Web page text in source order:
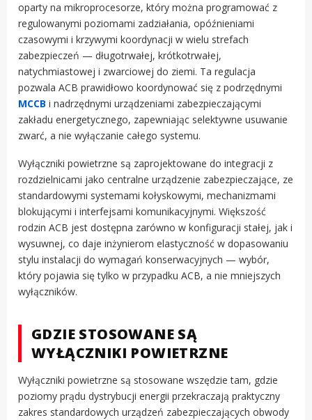
oparty na mikroprocesorze, który można programować z
regulowanymi poziomami zadziałania, opóźnieniami
czasowymi i krzywymi koordynacji w wielu strefach
zabezpieczeń — długotrwałej, krótkotrwałej,
natychmiastowej i zwarciowej do ziemi. Ta regulacja
pozwala ACB prawidłowo koordynować się z podrzędnymi
MCCB i nadrzędnymi urządzeniami zabezpieczającymi
zakładu energetycznego, zapewniając selektywne usuwanie
zwarć, a nie wyłączanie całego systemu.
Wyłączniki powietrzne są zaprojektowane do integracji z
rozdzielnicami jako centralne urządzenie zabezpieczające, ze
standardowymi systemami kołyskowymi, mechanizmami
blokującymi i interfejsami komunikacyjnymi. Większość
rodzin ACB jest dostępna zarówno w konfiguracji stałej, jak i
wysuwnej, co daje inżynierom elastyczność w dopasowaniu
stylu instalacji do wymagań konserwacyjnych — wybór,
który pojawia się tylko w przypadku ACB, a nie mniejszych
wyłączników.
GDZIE STOSOWANE SĄ
WYŁĄCZNIKI POWIETRZNE
Wyłączniki powietrzne są stosowane wszędzie tam, gdzie
poziomy prądu dystrybucji energii przekraczają praktyczny
zakres standardowych urządzeń zabezpieczających obwody